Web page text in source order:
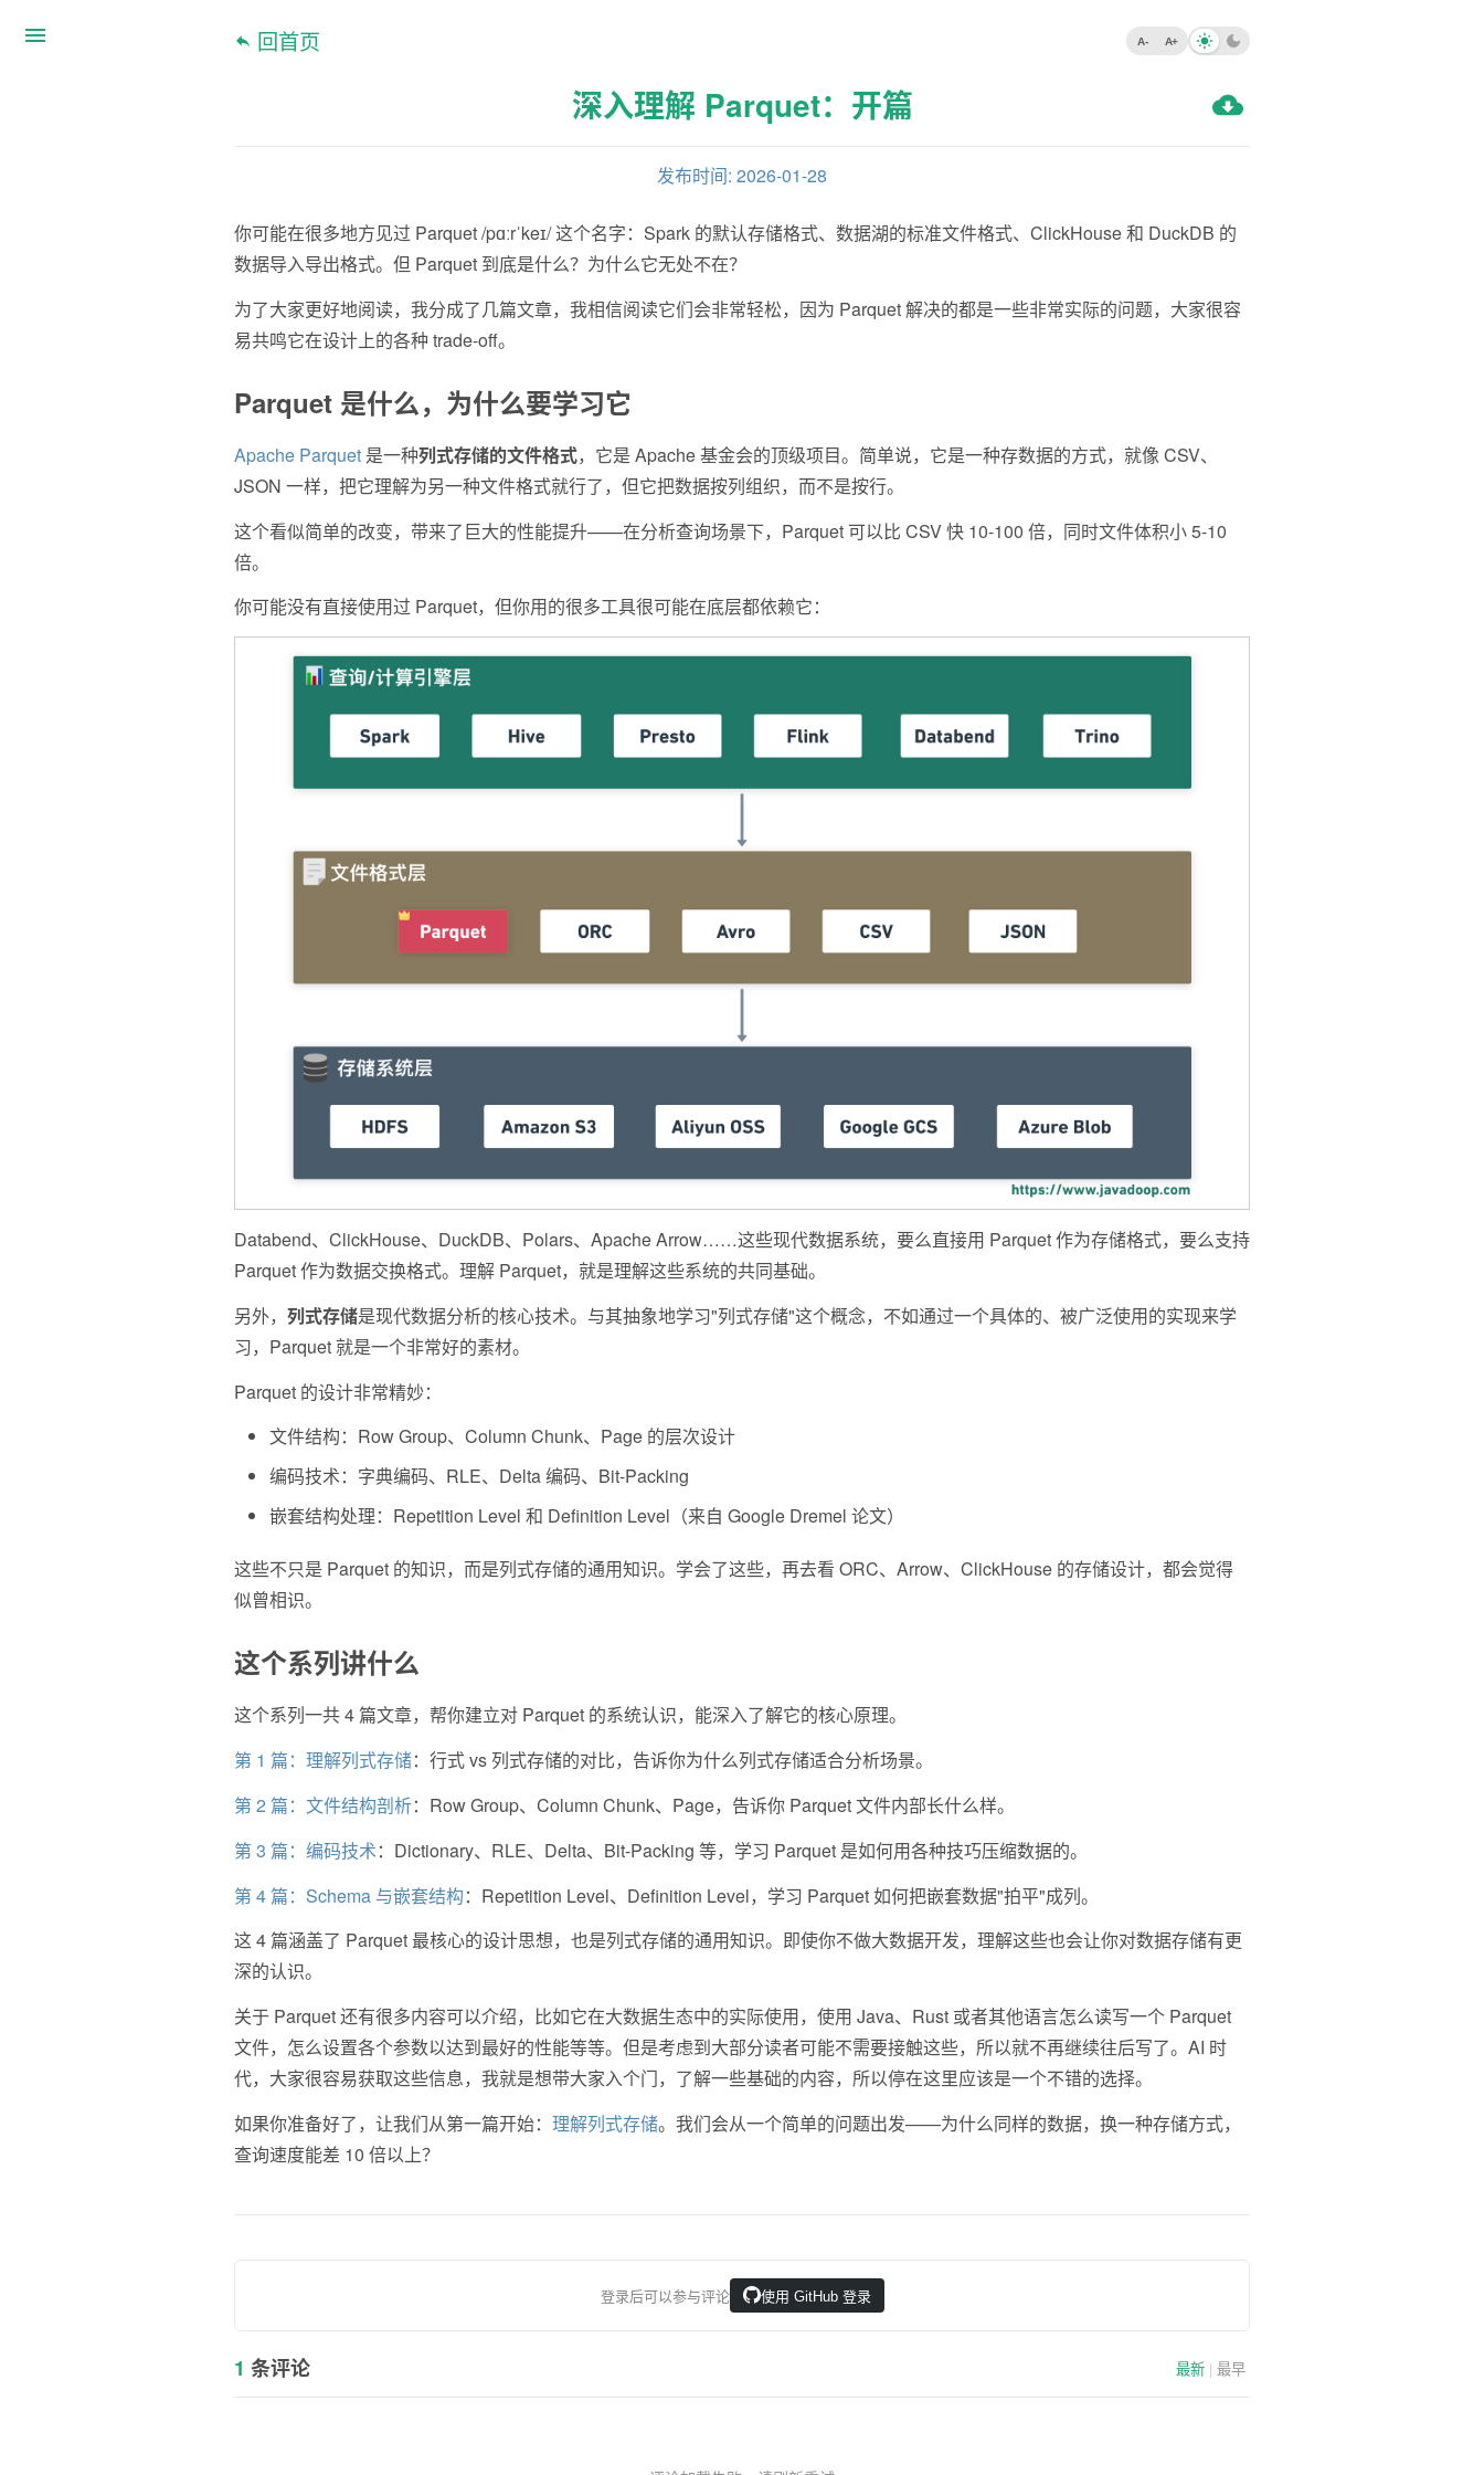
回首页 A- A+
深入理解 Parquet：开篇
发布时间: 2026-01-28
你可能在很多地方见过 Parquet /pɑːrˈkeɪ/ 这个名字：Spark 的默认存储格式、数据湖的标准文件格式、ClickHouse 和 DuckDB 的
数据导入导出格式。但 Parquet 到底是什么？为什么它无处不在？
为了大家更好地阅读，我分成了几篇文章，我相信阅读它们会非常轻松，因为 Parquet 解决的都是一些非常实际的问题，大家很容
易共鸣它在设计上的各种 trade-off。
Parquet 是什么，为什么要学习它
Apache Parquet 是一种列式存储的文件格式，它是 Apache 基金会的顶级项目。简单说，它是一种存数据的方式，就像 CSV、
JSON 一样，把它理解为另一种文件格式就行了，但它把数据按列组织，而不是按行。
这个看似简单的改变，带来了巨大的性能提升——在分析查询场景下，Parquet 可以比 CSV 快 10-100 倍，同时文件体积小 5-10
倍。
你可能没有直接使用过 Parquet，但你用的很多工具很可能在底层都依赖它：
Databend、ClickHouse、DuckDB、Polars、Apache Arrow……这些现代数据系统，要么直接用 Parquet 作为存储格式，要么支持
Parquet 作为数据交换格式。理解 Parquet，就是理解这些系统的共同基础。
另外， 列式存储是现代数据分析的核心技术。与其抽象地学习"列式存储"这个概念，不如通过一个具体的、被广泛使用的实现来学
习，Parquet 就是一个非常好的素材。
Parquet 的设计非常精妙：
文件结构：Row Group、Column Chunk、Page 的层次设计
编码技术：字典编码、RLE、Delta 编码、Bit-Packing
嵌套结构处理：Repetition Level 和 Definition Level（来自 Google Dremel 论文）
这些不只是 Parquet 的知识，而是列式存储的通用知识。学会了这些，再去看 ORC、Arrow、ClickHouse 的存储设计，都会觉得
似曾相识。
这个系列讲什么
这个系列一共 4 篇文章，帮你建立对 Parquet 的系统认识，能深入了解它的核心原理。
第 1 篇：理解列式存储：行式 vs 列式存储的对比，告诉你为什么列式存储适合分析场景。
第 2 篇：文件结构剖析：Row Group、Column Chunk、Page，告诉你 Parquet 文件内部长什么样。
第 3 篇：编码技术：Dictionary、RLE、Delta、Bit-Packing 等，学习 Parquet 是如何用各种技巧压缩数据的。
第 4 篇：Schema 与嵌套结构：Repetition Level、Definition Level，学习 Parquet 如何把嵌套数据"拍平"成列。
这 4 篇涵盖了 Parquet 最核心的设计思想，也是列式存储的通用知识。即使你不做大数据开发，理解这些也会让你对数据存储有更
深的认识。
关于 Parquet 还有很多内容可以介绍，比如它在大数据生态中的实际使用，使用 Java、Rust 或者其他语言怎么读写一个 Parquet
文件，怎么设置各个参数以达到最好的性能等等。但是考虑到大部分读者可能不需要接触这些，所以就不再继续往后写了。AI 时
代，大家很容易获取这些信息，我就是想带大家入个门，了解一些基础的内容，所以停在这里应该是一个不错的选择。
如果你准备好了，让我们从第一篇开始： 理解列式存储。我们会从一个简单的问题出发——为什么同样的数据，换一种存储方式，
查询速度能差 10 倍以上？
登录后可以参与评论 使用 GitHub 登录
1 条评论 最新 | 最早